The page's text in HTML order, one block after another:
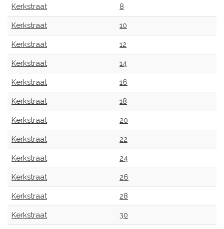
Kerkstraat 8
Kerkstraat 10
Kerkstraat 12
Kerkstraat 14
Kerkstraat 16
Kerkstraat 18
Kerkstraat 20
Kerkstraat 22
Kerkstraat 24
Kerkstraat 26
Kerkstraat 28
Kerkstraat 30